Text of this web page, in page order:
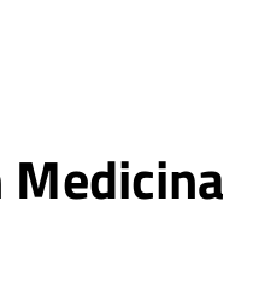
Medicina